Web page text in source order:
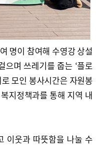
명이 참여해 수영강 상설
으며 쓰레기를 줍는 ‘플로
모인 봉사시간은 자원봉
지정책과를 통해 지역 내
이웃과 따뜻함을 나눌 수